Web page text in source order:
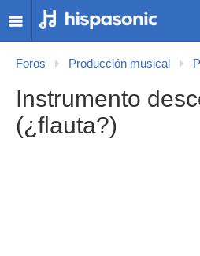
Foros Producción musical
Instrumento
(¿flauta?)